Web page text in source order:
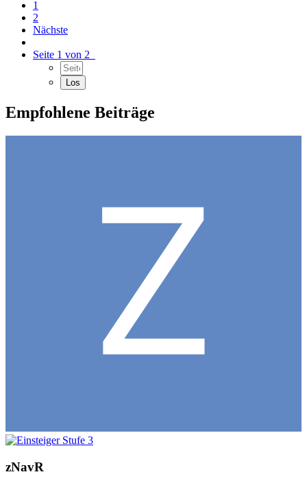
1
2
Nächste
Seite 1 von 2
Empfohlene Beiträge
zNavR